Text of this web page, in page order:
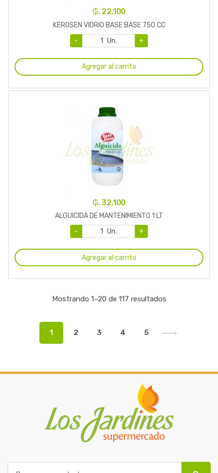
₲. 22.100
KEROSEN VIDRIO BASE BASE 750 CC
-
Un. +
Agregar al carrito
₲. 32.100
ALGUICIDA DE MANTENIMIENTO 1 LT
-
Un. +
Agregar al carrito
Mostrando 1–20 de 117 resultados
1 2 3 4 5